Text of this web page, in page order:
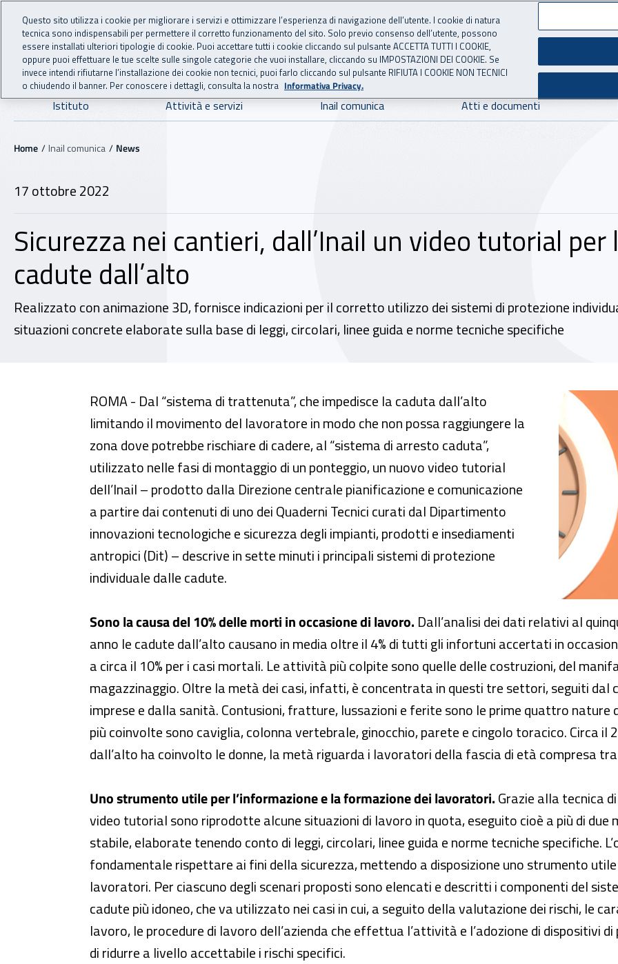
Vai al menu principale
Vai al contenuto principale
INAIL - Istituto Nazionale per l'Assicurazione
Navigazione principale
Istituto Attività e servizi Inail comunica Atti e documenti
Navigazione - Ti trovi in:
Home Inail comunica News
17 ottobre 2022
Sicurezza nei cantieri, dall’Inail un video tutorial
cadute dall’alto
Realizzato con animazione 3D, fornisce indicazioni per il corretto utilizzo dei sistemi di protezione
situazioni concrete elaborate sulla base di leggi, circolari, linee guida e norme tecniche specifiche
Sicurezza nei cantieri, dall’Inail un video tutorial per la prevenzione delle
ROMA - Dal “sistema di trattenuta”, che impedisce la caduta dall’alto
limitando il movimento del lavoratore in modo che non possa raggiungere la
zona dove potrebbe rischiare di cadere, al “sistema di arresto caduta”,
utilizzato nelle fasi di montaggio di un ponteggio, un nuovo video tutorial
dell’Inail – prodotto dalla Direzione centrale pianificazione e comunicazione
a partire dai contenuti di uno dei Quaderni Tecnici curati dal Dipartimento
innovazioni tecnologiche e sicurezza degli impianti, prodotti e insediamenti
antropici (Dit) – descrive in sette minuti i principali sistemi di protezione
individuale dalle cadute.
Sono la causa del 10% delle morti in occasione di lavoro. Dall’analisi dei dati relativi al
anno le cadute dall’alto causano in media oltre il 4% di tutti gli infortuni accertati in
a circa il 10% per i casi mortali. Le attività più colpite sono quelle delle costruzioni, del
magazzinaggio. Oltre la metà dei casi, infatti, è concentrata in questi tre settori, seguiti dal
imprese e dalla sanità. Contusioni, fratture, lussazioni e ferite sono le prime quattro nature
più coinvolte sono caviglia, colonna vertebrale, ginocchio, parete e cingolo toracico. Circa il
dall’alto ha coinvolto le donne, la metà riguarda i lavoratori della fascia di età compresa tra
Uno strumento utile per l’informazione e la formazione dei lavoratori.Grazie alla tecnica
video tutorial sono riprodotte alcune situazioni di lavoro in quota, eseguito cioè a più di
stabile, elaborate tenendo conto di leggi, circolari, linee guida e norme tecniche specifiche.
fondamentale rispettare ai fini della sicurezza, mettendo a disposizione uno strumento
lavoratori. Per ciascuno degli scenari proposti sono elencati e descritti i componenti del
cadute più idoneo, che va utilizzato nei casi in cui, a seguito della valutazione dei rischi, le
lavoro, le procedure di lavoro dell’azienda che effettua l’attività e l’adozione di dispositivi
di ridurre a livello accettabile i rischi specifici.
Questo sito utilizza i cookie per migliorare i servizi e ottimizzare l’esperienza di navigazione dell’utente. I cookie di natura
tecnica sono indispensabili per permettere il corretto funzionamento del sito. Solo previo consenso dell’utente, possono
essere installati ulteriori tipologie di cookie. Puoi accettare tutti i cookie cliccando sul pulsante ACCETTA TUTTI I COOKIE,
oppure puoi effettuare le tue scelte sulle singole categorie che vuoi installare, cliccando su IMPOSTAZIONI DEI COOKIE. Se
invece intendi rifiutarne l’installazione dei cookie non tecnici, puoi farlo cliccando sul pulsante RIFIUTA I COOKIE NON TECNICI
o chiudendo il banner. Per conoscere i dettagli, consulta la nostra Informativa Privacy.